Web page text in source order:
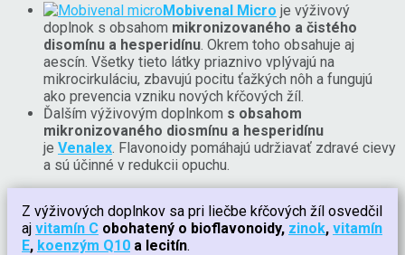
Mobivenal Micro je výživový
doplnok s obsahom mikronizovaného a čistého
disomínu a hesperidínu . Okrem toho obsahuje aj
aescín. Všetky tieto látky priaznivo vplývajú na
mikrocirkuláciu, zbavujú pocitu ťažkých nôh a fungujú
ako prevencia vzniku nových kŕčových žíl.
Ďalším výživovým doplnkom s obsahom
mikronizovaného diosmínu a hesperidínu
je Venalex . Flavonoidy pomáhajú udržiavať zdravé cievy
a sú účinné v redukcii opuchu.
Z výživových doplnkov sa pri liečbe kŕčových žíl osvedčil
aj vitamín C obohatený o bioflavonoidy, zinok, vitamín
E, koenzým Q10 a lecitín.